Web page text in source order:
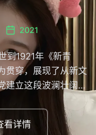
2021
到1921年《新青
贯穿，展现了从新文
建立这段波澜壮阔的
看详情